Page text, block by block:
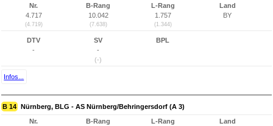
Nr.
4.717
(4.719)
B-Rang
10.042
(7.638)
L-Rang
1.757
(1.344)
Land
BY
DTV
-
SV
-
(-)
BPL
Infos...
B 14 Nürnberg, BLG - AS Nürnberg/Behringersdorf (A 3)
Nr.
B-Rang
L-Rang
Land